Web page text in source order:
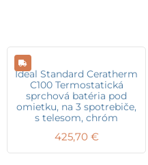
Ideal Standard Ceratherm
C100 Termostatická
sprchová batéria pod
omietku, na 3 spotrebiče,
s telesom, chróm
425,70 €